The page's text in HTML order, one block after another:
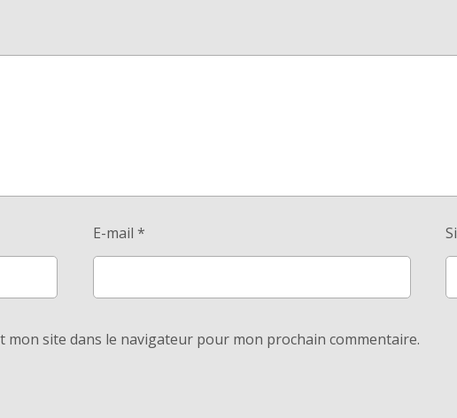
E-mail *
site dans le navigateur pour mon prochain commentaire.